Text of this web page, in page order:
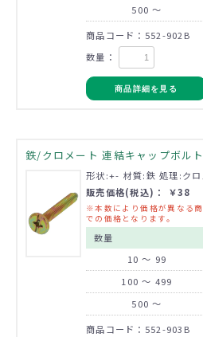
500 ～
商品コード：552-902B
数量：
商品詳細を見る
鉄/クロメート 連結キャップボル
形状:+- 材質:鉄 処理:クロ
販売価格(税込)： ￥38
※本数により価格が異なる
での価格となります。
数量
10 ～ 99
100 ～ 499
500 ～
商品コード：552-903B